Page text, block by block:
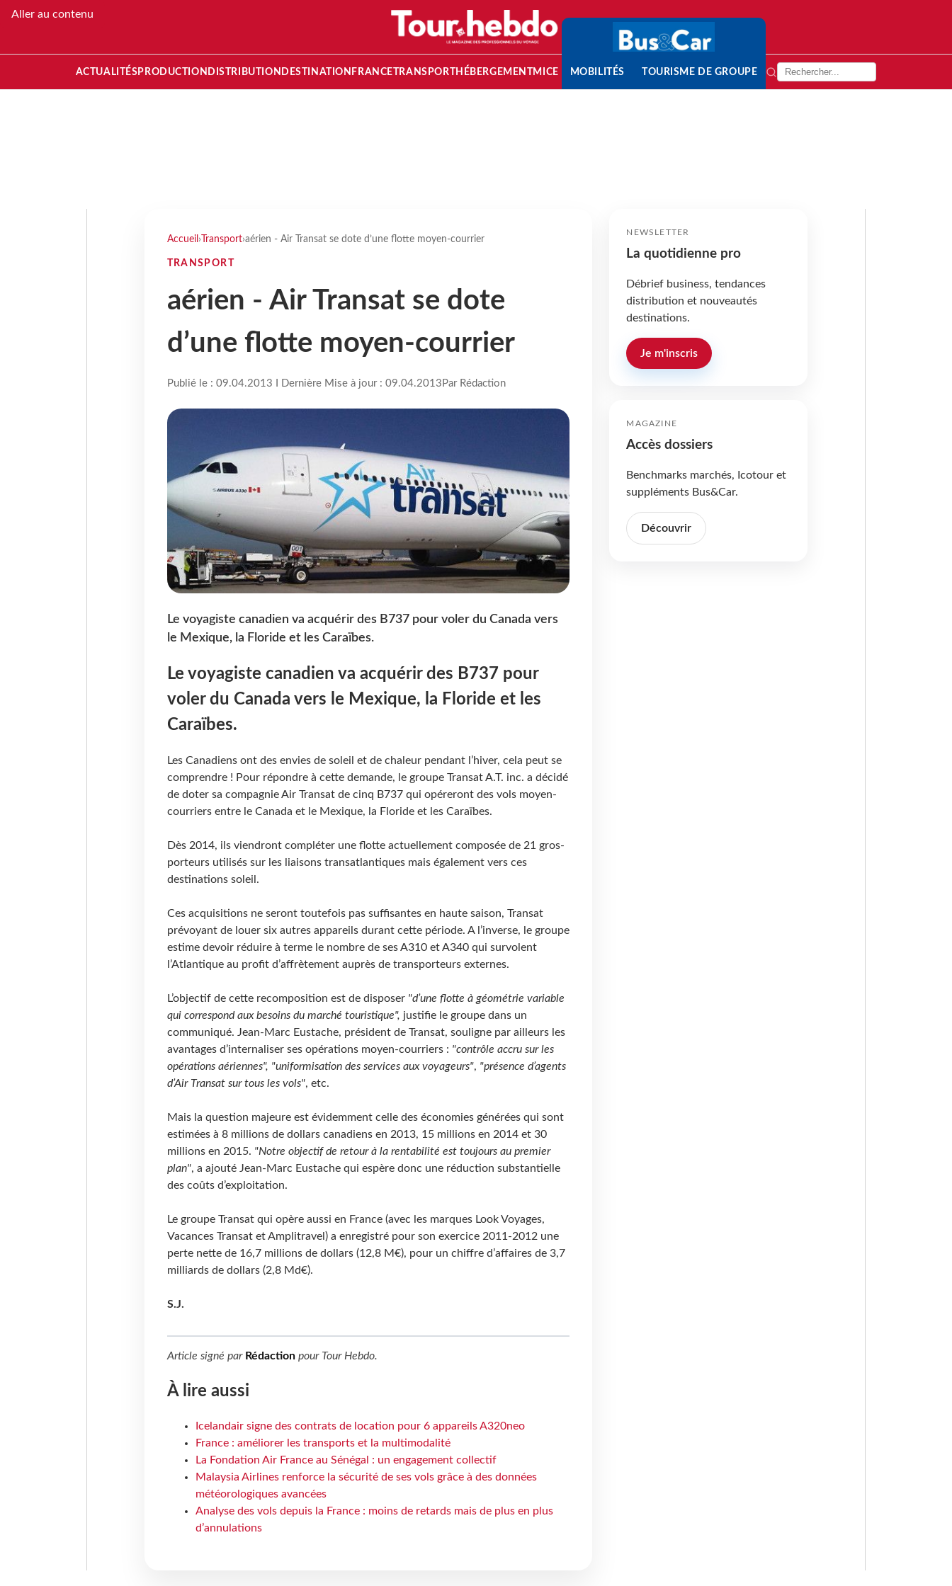
Aller au contenu
ACTUALITÉS PRODUCTION DISTRIBUTION DESTINATION FRANCETRANSPORT HÉBERGEMENTMICE MOBILITÉS TOURISME DE GROUPE
Accueil › Transport›aérien - Air Transat se dote d’une flotte moyen-courrier
TRANSPORT
aérien - Air Transat se dote
d’une flotte moyen-courrier
Publié le : 09.04.2013 I Dernière Mise à jour : 09.04.2013 Par Rédaction
Le voyagiste canadien va acquérir des B737 pour voler du Canada vers
le Mexique, la Floride et les Caraïbes.
Le voyagiste canadien va acquérir des B737 pour
voler du Canada vers le Mexique, la Floride et les
Caraïbes.
Les Canadiens ont des envies de soleil et de chaleur pendant l’hiver, cela peut se
comprendre ! Pour répondre à cette demande, le groupe Transat A.T. inc. a décidé
de doter sa compagnie Air Transat de cinq B737 qui opéreront des vols moyen-
courriers entre le Canada et le Mexique, la Floride et les Caraïbes.
Dès 2014, ils viendront compléter une flotte actuellement composée de 21 gros-
porteurs utilisés sur les liaisons transatlantiques mais également vers ces
destinations soleil.
Ces acquisitions ne seront toutefois pas suffisantes en haute saison, Transat
prévoyant de louer six autres appareils durant cette période. A l’inverse, le groupe
estime devoir réduire à terme le nombre de ses A310 et A340 qui survolent
l’Atlantique au profit d’affrètement auprès de transporteurs externes.
L’objectif de cette recomposition est de disposer "d’une flotte à géométrie variable
qui correspond aux besoins du marché touristique", justifie le groupe dans un
communiqué. Jean-Marc Eustache, président de Transat, souligne par ailleurs les
avantages d’internaliser ses opérations moyen-courriers : "contrôle accru sur les
opérations aériennes", "uniformisation des services aux voyageurs", "présence d’agents
d’Air Transat sur tous les vols", etc.
Mais la question majeure est évidemment celle des économies générées qui sont
estimées à 8 millions de dollars canadiens en 2013, 15 millions en 2014 et 30
millions en 2015. "Notre objectif de retour à la rentabilité est toujours au premier
plan", a ajouté Jean-Marc Eustache qui espère donc une réduction substantielle
des coûts d’exploitation.
Le groupe Transat qui opère aussi en France (avec les marques Look Voyages,
Vacances Transat et Amplitravel) a enregistré pour son exercice 2011-2012 une
perte nette de 16,7 millions de dollars (12,8 M€), pour un chiffre d’affaires de 3,7
milliards de dollars (2,8 Md€).
S.J.
Article signé par Rédactionpour Tour Hebdo.
À lire aussi
Icelandair signe des contrats de location pour 6 appareils A320neo
France : améliorer les transports et la multimodalité
La Fondation Air France au Sénégal : un engagement collectif
Malaysia Airlines renforce la sécurité de ses vols grâce à des données
météorologiques avancées
Analyse des vols depuis la France : moins de retards mais de plus en plus
d’annulations
NEWSLETTER
La quotidienne pro
Débrief business, tendances
distribution et nouveautés
destinations.
Je m'inscris
MAGAZINE
Accès dossiers
Benchmarks marchés, Icotour et
suppléments Bus&Car.
Découvrir